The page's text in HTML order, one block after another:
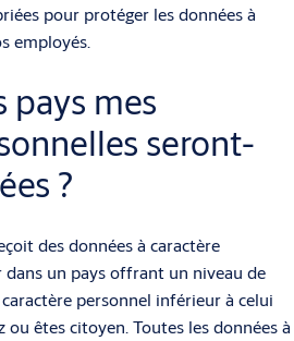
pour protéger les données à
employés.
pays mes
seront-
?
des données à caractère
un pays offrant un niveau de
personnel inférieur à celui
êtes citoyen. Toutes les données à